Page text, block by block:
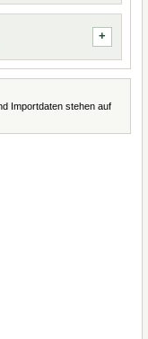
Importdaten stehen auf